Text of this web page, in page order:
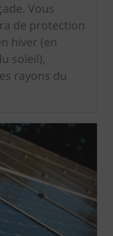
Vous
de protection
hiver (en
soleil),
rayons du